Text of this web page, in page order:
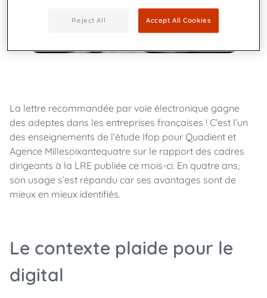
La lettre recommandée par voie électronique gagne
des adeptes dans les entreprises françaises ! C’est l’un
des enseignements de l’étude Ifop pour Quadient et
Agence Millesoixantequatre sur le rapport des cadres
dirigeants à la LRE publiée ce mois-ci. En quatre ans,
son usage s’est répandu car ses avantages sont de
mieux en mieux identifiés.
Le contexte plaide pour le
digital
Reject All Accept All Cookies